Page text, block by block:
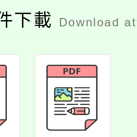
下載 Download